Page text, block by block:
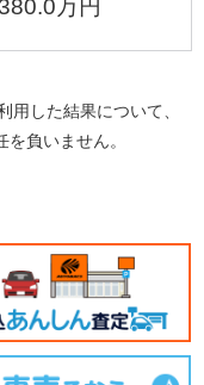
万円
した結果について、
負いません。